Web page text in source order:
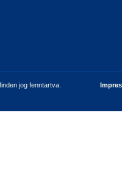
jog fenntartva.